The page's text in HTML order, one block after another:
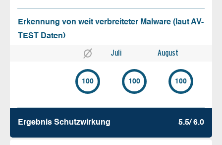
Erkennung von weit verbreiteter Malware (laut AV-
TEST Daten)
Juli August
100 100 100
Ergebnis Schutz­wirkung 5.5/ 6.0